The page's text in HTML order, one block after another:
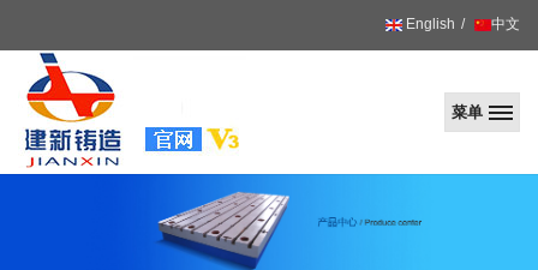
English 中文
菜单